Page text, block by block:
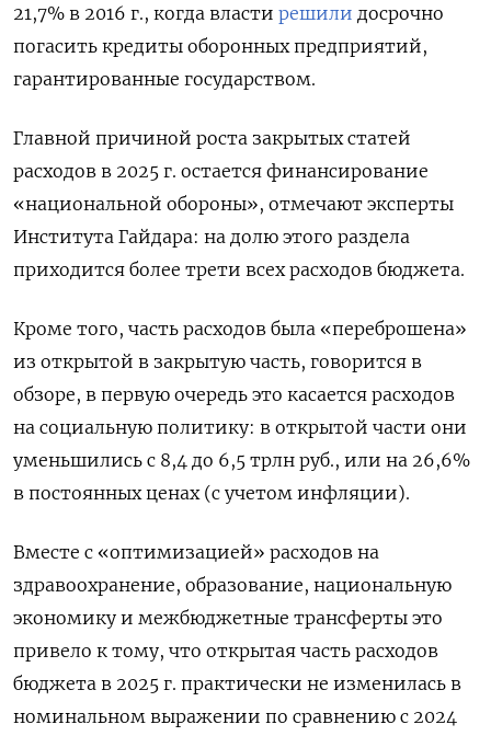
21,7% в 2016 г., когда власти решили досрочно
погасить кредиты оборонных предприятий,
гарантированные государством.
Главной причиной роста закрытых статей
расходов в 2025 г. остается финансирование
«национальной обороны», отмечают эксперты
Института Гайдара: на долю этого раздела
приходится более трети всех расходов бюджета.
Кроме того, часть расходов была «переброшена»
из открытой в закрытую часть, говорится в
обзоре, в первую очередь это касается расходов
на социальную политику: в открытой части они
уменьшились с 8,4 до 6,5 трлн руб., или на 26,6%
в постоянных ценах (с учетом инфляции).
Вместе с «оптимизацией» расходов на
здравоохранение, образование, национальную
экономику и межбюджетные трансферты это
привело к тому, что открытая часть расходов
бюджета в 2025 г. практически не изменилась в
номинальном выражении по сравнению с 2024